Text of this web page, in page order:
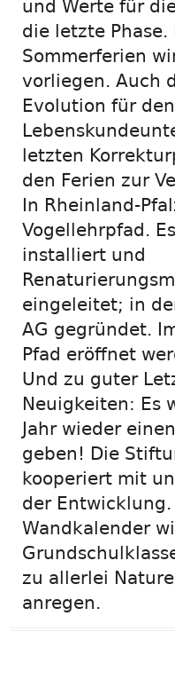
und Werte für
die letzte Phase.
Sommerferien
vorliegen. Auch
Evolution für den
letzten
den Ferien zur
In Rheinland-
Vogellehrpfad.
installiert und
eingeleitet; in
AG gegründet.
Pfad eröffnet
Und zu guter
Neuigkeiten: Es
Jahr wieder
geben! Die
kooperiert mit
der
Wandkalender
zu allerlei
anregen.